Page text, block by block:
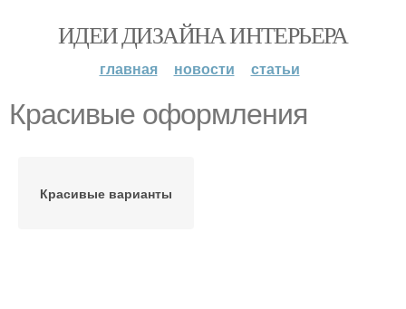
ИДЕИ ДИЗАЙНА ИНТЕРЬЕРА
главная новости статьи
Красивые оформления
Красивые варианты